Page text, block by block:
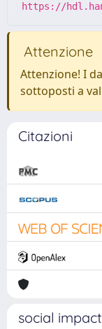
https://
Attenzione
Attenzione! I
sottoposti a
Citazioni
social impact